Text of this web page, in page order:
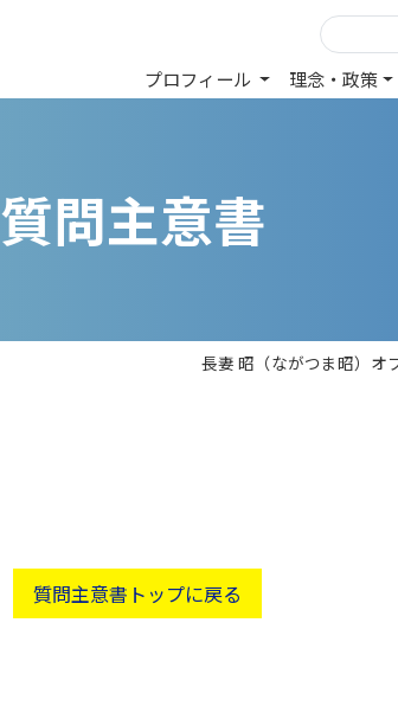
プロフィール 理念・政策
質問主意書
長妻 昭（ながつま昭）オ
質問主意書トップに戻る